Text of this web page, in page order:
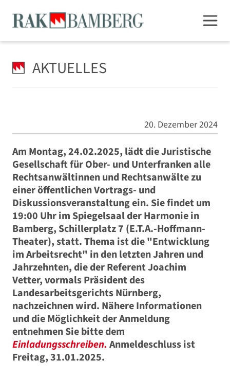
AKTUELLES
20. Dezember 2024
Am Montag, 24.02.2025, lädt die Juristische
Gesellschaft für Ober- und Unterfranken alle
Rechtsanwältinnen und Rechtsanwälte zu
einer öffentlichen Vortrags- und
Diskussionsveranstaltung ein. Sie findet um
19:00 Uhr im Spiegelsaal der Harmonie in
Bamberg, Schillerplatz 7 (E.T.A.-Hoffmann-
Theater), statt. Thema ist die "Entwicklung
im Arbeitsrecht" in den letzten Jahren und
Jahrzehnten, die der Referent Joachim
Vetter, vormals Präsident des
Landesarbeitsgerichts Nürnberg,
nachzeichnen wird. Nähere Informationen
und die Möglichkeit der Anmeldung
entnehmen Sie bitte dem
Einladungsschreiben. Anmeldeschluss ist
Freitag, 31.01.2025.